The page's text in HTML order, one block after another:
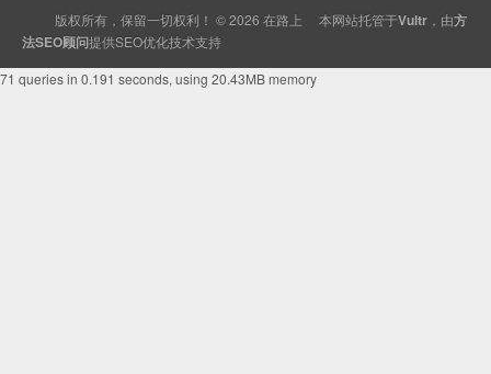
版权所有，保留一切权利！ © 2026 在路上 本网站托管于Vultr ，由方
法SEO顾问提供SEO优化技术支持
71 queries in 0.191 seconds, using 20.43MB memory